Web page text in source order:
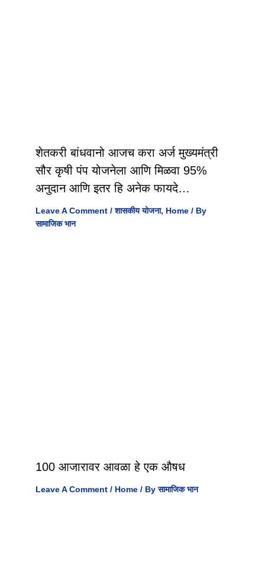
शेतकरी बांधवानो आजच करा अर्ज मुख्यमंत्री
सौर कृषी पंप योजनेला आणि मिळवा 95%
अनुदान आणि इतर हि अनेक फायदे…
Leave A Comment /शासकीय योजना, Home / By
सामाजिक भान
100 आजारावर आवळा हे एक औषध
Leave A Comment / Home / Byसामाजिक भान